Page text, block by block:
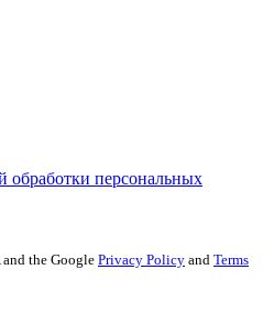
обработки персональных
the Google Privacy Policy and Terms